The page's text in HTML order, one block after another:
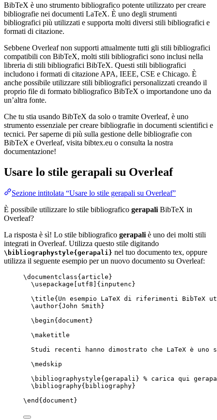
BibTeX è uno strumento bibliografico potente utilizzato per creare
bibliografie nei documenti LaTeX. È uno degli strumenti
bibliografici più utilizzati e supporta molti diversi stili bibliografici e
formati di citazione.
Sebbene Overleaf non supporti attualmente tutti gli stili bibliografici
compatibili con BibTeX, molti stili bibliografici sono inclusi nella
libreria di stili bibliografici BibTeX. Questi stili bibliografici
includono i formati di citazione APA, IEEE, CSE e Chicago. È
anche possibile utilizzare stili bibliografici personalizzati creando il
proprio file di formato bibliografico BibTeX o importandone uno da
un’altra fonte.
Che tu stia usando BibTeX da solo o tramite Overleaf, è uno
strumento essenziale per creare bibliografie in documenti scientifici e
tecnici. Per saperne di più sulla gestione delle bibliografie con
BibTeX e Overleaf, visita bibtex.eu o consulta la nostra
documentazione!
Usare lo stile gerapali su Overleaf
Sezione intitolata “Usare lo stile gerapali su Overleaf”
È possibile utilizzare lo stile bibliografico gerapaliBibTeX in
Overleaf?
La risposta è sì! Lo stile bibliografico gerapaliè uno dei molti stili
integrati in Overleaf. Utilizza questo stile digitando
\bibliographystyle{gerapali} nel tuo documento tex, oppure
utilizza il seguente esempio per un nuovo documento su Overleaf:
\documentclass{ article }
\usepackage
utf8 ]{ inputenc }
\title{Un esempio LaTeX di riferimenti
\author{John Smith}
\begin{ document }
\maketitle
Studi recenti hanno dimostrato che LaTeX è
\medskip
\bibliographystyle{gerapali} % carica qui
\bibliography{bibliography}
\end { document }